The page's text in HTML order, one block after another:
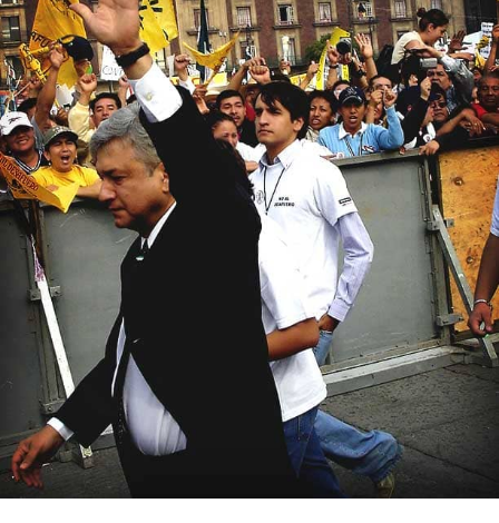
Colaboradores
Internacional
Cultura